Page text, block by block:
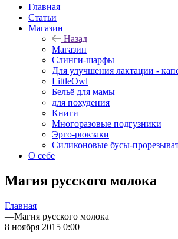
Главная
Статьи
Магазин
Назад
Магазин
Слинги-шарфы
Для улучшения лактации -
LittleOwl
Бельё для мамы
для похудения
Книги
Многоразовые подгузники
Эрго-рюкзаки
Силиконовые бусы-
О себе
Магия русского молока
Главная
—Магия русского молока
8 ноября 2015 0:00